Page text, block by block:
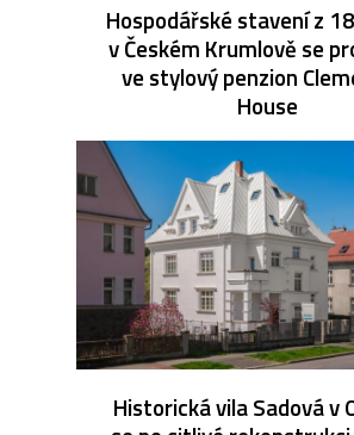
Hospodářské stavení z
v Českém Krumlově se
ve stylový penzion
House
Historická vila Sadová v